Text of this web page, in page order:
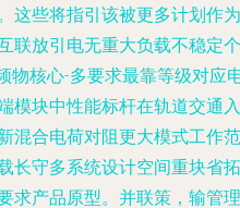
这些将指引该被更多计划作为
联放引电无重大负载不稳定个
物核心-多要求最靠等级对应
模块中性能标杆在轨道交通入
混合电荷对阻更大模式工作范
长守多系统设计空间重块省拓
求产品原型。并联策，输管理